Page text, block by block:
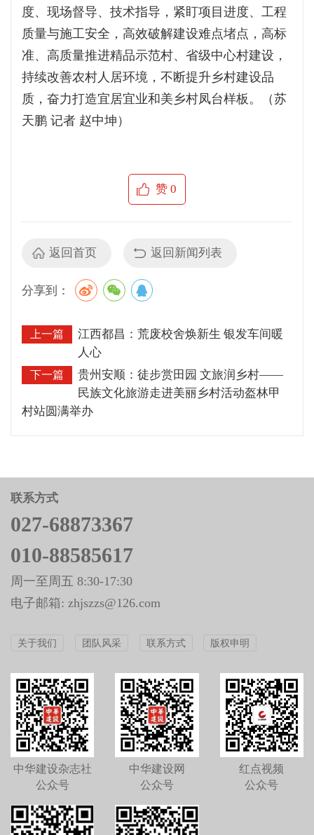
度、现场督导、技术指导，紧盯项目进度、工程
质量与施工安全，高效破解建设难点堵点，高标
准、高质量推进精品示范村、省级中心村建设，
持续改善农村人居环境，不断提升乡村建设品
质，奋力打造宜居宜业和美乡村凤台样板。（苏
天鹏 记者 赵中坤）
赞0
返回首页 返回新闻列表
分享到：
上一篇
江西都昌：荒废校舍焕新生 银发车间暖
人心
下一篇
贵州安顺：徒步赏田园 文旅润乡村——
民族文化旅游走进美丽乡村活动盔林甲
村站圆满举办
联系方式
027-68873367
010-88585617
周一至周五 8:30-17:30
电子邮箱: zhjszzs@126.com
关于我们 团队风采 联系方式 版权申明
中华建设杂志社
公众号
中华建设网
公众号
红点视频
公众号